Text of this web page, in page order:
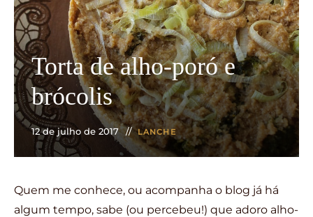
Torta de alho-poró e
brócolis
12 de julho de 2017 LANCHE
Quem me conhece, ou acompanha o blog já há
algum tempo, sabe (ou percebeu!) que adoro alho-